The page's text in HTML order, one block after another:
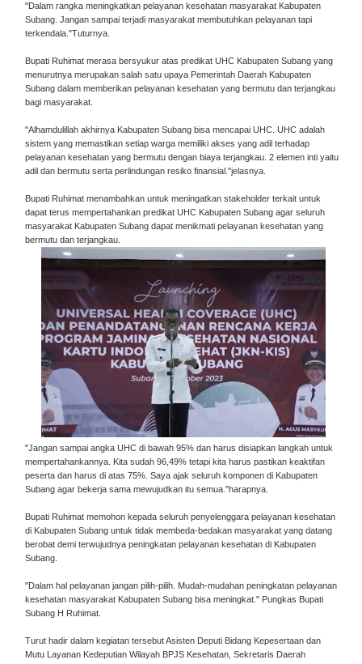
"Dalam rangka meningkatkan pelayanan kesehatan masyarakat Kabupaten
Subang. Jangan sampai terjadi masyarakat membutuhkan pelayanan tapi
terkendala."Tuturnya.
Bupati Ruhimat merasa bersyukur atas predikat UHC Kabupaten Subang yang
menurutnya merupakan salah satu upaya Pemerintah Daerah Kabupaten
Subang dalam memberikan pelayanan kesehatan yang bermutu dan terjangkau
bagi masyarakat.
"Alhamdulillah akhirnya Kabupaten Subang bisa mencapai UHC. UHC adalah
sistem yang memastikan setiap warga memiliki akses yang adil terhadap
pelayanan kesehatan yang bermutu dengan biaya terjangkau. 2 elemen inti yaitu
adil dan bermutu serta perlindungan resiko finansial."jelasnya.
Bupati Ruhimat menambahkan untuk meningatkan stakeholder terkait untuk
dapat terus mempertahankan predikat UHC Kabupaten Subang agar seluruh
masyarakat Kabupaten Subang dapat menikmati pelayanan kesehatan yang
bermutu dan terjangkau.
"Jangan sampai angka UHC di bawah 95% dan harus disiapkan langkah untuk
mempertahankannya. Kita sudah 96,49% tetapi kita harus pastikan keaktifan
peserta dan harus di atas 75%. Saya ajak seluruh komponen di Kabupaten
Subang agar bekerja sama mewujudkan itu semua."harapnya.
Bupati Ruhimat memohon kepada seluruh penyelenggara pelayanan kesehatan
di Kabupaten Subang untuk tidak membeda-bedakan masyarakat yang datang
berobat demi terwujudnya peningkatan pelayanan kesehatan di Kabupaten
Subang.
"Dalam hal pelayanan jangan pilih-pilih. Mudah-mudahan peningkatan pelayanan
kesehatan masyarakat Kabupaten Subang bisa meningkat." Pungkas Bupati
Subang H Ruhimat.
Turut hadir dalam kegiatan tersebut Asisten Deputi Bidang Kepesertaan dan
Mutu Layanan Kedeputian Wilayah BPJS Kesehatan, Sekretaris Daerah